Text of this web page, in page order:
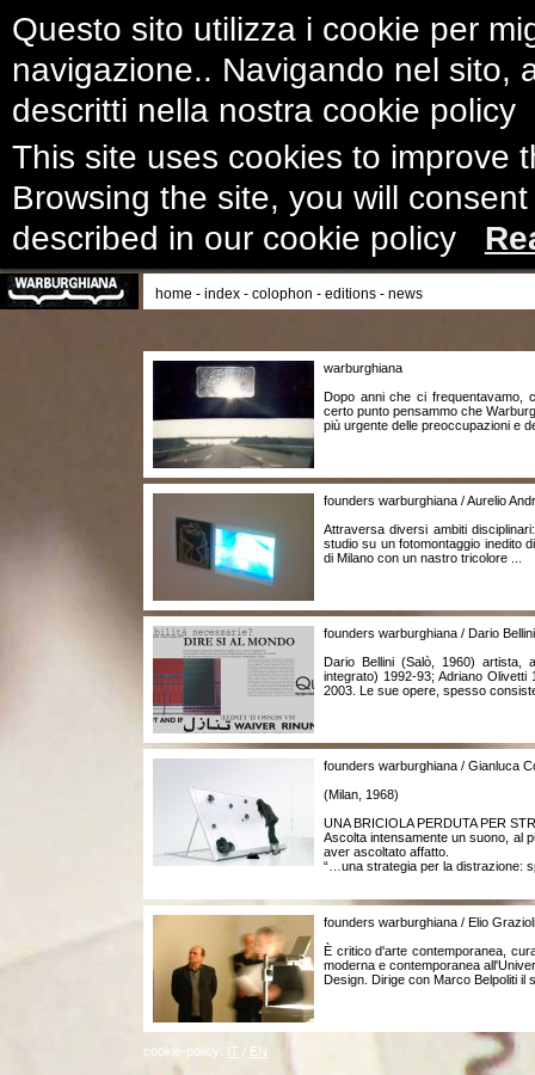
Questo sito utilizza i cookie per
navigazione.. Navigando nel sito,
descritti nella nostra cookie
This site uses cookies to improve
Browsing the site, you will
described in our cookie policy
home - index - colophon - editions - news
warburghiana
Dopo anni che ci frequentavamo,
certo punto pensammo che
più urgente delle preoccupazioni e
founders warburghiana / Aurelio
Attraversa diversi ambiti
studio su un fotomontaggio inedito
di Milano con un nastro tricolore ...
founders warburghiana / Dario Bellini
Dario Bellini (Salò, 1960) artista,
integrato) 1992-93; Adriano
2003. Le sue opere, spesso
founders warburghiana / Gianluca
(Milan, 1968)
UNA BRICIOLA PERDUTA PER
Ascolta intensamente un suono, al
aver ascoltato affatto.
“…una strategia per la distrazione:
founders warburghiana / Elio Grazioli
È critico d'arte contemporanea,
moderna e contemporanea
Design. Dirige con Marco Belpoliti il
cookie-policy: IT / EN